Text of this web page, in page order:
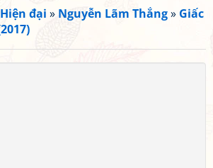
Hiện đại » Nguyễn Lãm Thắng» Giấc